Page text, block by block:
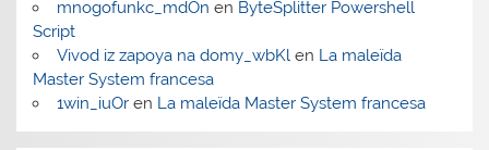
mnogofunkc_mdOn en ByteSplitter Powershell
Script
Vivod iz zapoya na domy_wbKlen La maleïda
Master System francesa
1win_iuOren La maleïda Master System francesa